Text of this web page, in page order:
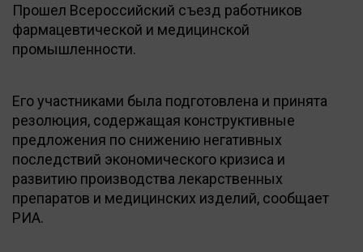
Прошел Всероссийский съезд работников
фармацевтической и медицинской
промышленности.
Его участниками была подготовлена и принята
резолюция, содержащая конструктивные
предложения по снижению негативных
последствий экономического кризиса и
развитию производства лекарственных
препаратов и медицинских изделий, сообщает
РИА.